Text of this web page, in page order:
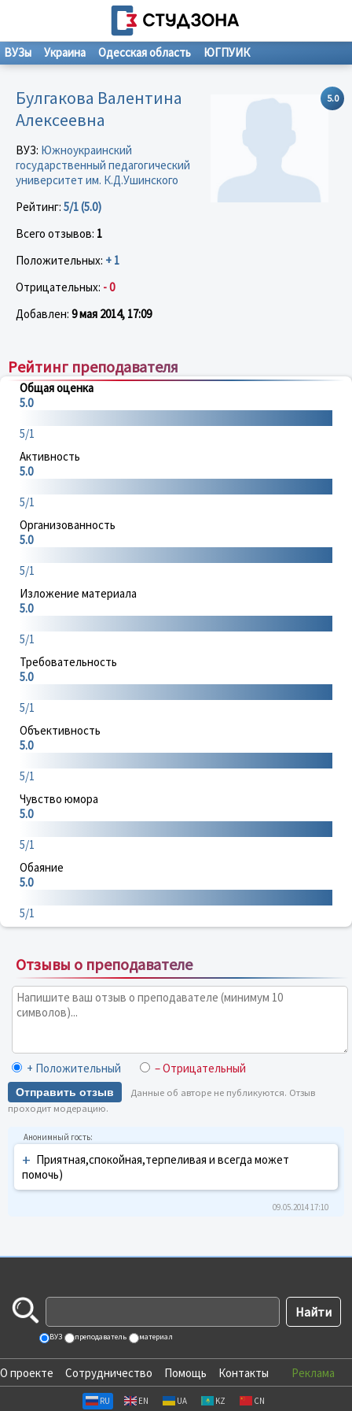
ВУЗы Украина Одесская область ЮГПУИК
5.0
Булгакова Валентина
Алексеевна
ВУЗ: Южноукраинский
государственный педагогический
университет им. К.Д.Ушинского
Рейтинг: 5/1 (5.0)
Всего отзывов: 1
Положительных: + 1
Отрицательных: - 0
Добавлен: 9 мая 2014, 17:09
Рейтинг преподавателя
Общая оценка
5.0
5/1
Активность
5.0
5/1
Организованность
5.0
5/1
Изложение материала
5.0
5/1
Требовательность
5.0
5/1
Объективность
5.0
5/1
Чувство юмора
5.0
5/1
Обаяние
5.0
5/1
Отзывы о преподавателе
+ Положительный – Отрицательный
Отправить отзыв
Данные об авторе не публикуются. Отзыв
проходит модерацию.
+ Приятная,спокойная,терпеливая и всегда может
помочь)
09.05.2014 17:10
ВУЗ преподаватель материал
О проекте Сотрудничество Помощь Контакты Реклама
RU EN UA KZ CN